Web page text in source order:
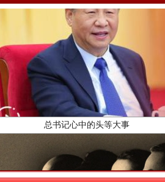
西北大学通报“教师贾某某涉嫌..
郴州市通报烟花零售店燃爆事件
不准学生带手纸入厕？教委回应
湖南卫健委通报“研究生失联”
县委书记在评论区回复网友诉求
居民在农业农村局上厕所遭辱骂
公立医院医生未完成创收被待岗..
郏县通报"15岁女孩被当街暴打"..
宁波通报患儿术后离世医疗事件
襄阳多家精神病医院被曝骗医保
总书记心中的头等大事